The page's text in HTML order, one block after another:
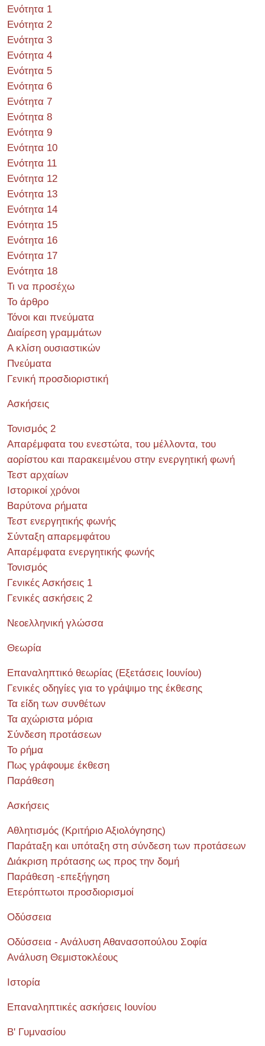
Ενότητα 1
Ενότητα 2
Ενότητα 3
Ενότητα 4
Ενότητα 5
Ενότητα 6
Ενότητα 7
Ενότητα 8
Ενότητα 9
Ενότητα 10
Ενότητα 11
Ενότητα 12
Ενότητα 13
Ενότητα 14
Ενότητα 15
Ενότητα 16
Ενότητα 17
Ενότητα 18
Τι να προσέχω
Το άρθρο
Τόνοι και πνεύματα
Διαίρεση γραμμάτων
Α κλίση ουσιαστικών
Πνεύματα
Γενική προσδιοριστική
Ασκήσεις
Τονισμός 2
Απαρέμφατα του ενεστώτα, του μέλλοντα, του
αορίστου και παρακειμένου στην ενεργητική φωνή
Τεστ αρχαίων
Ιστορικοί χρόνοι
Βαρύτονα ρήματα
Τεστ ενεργητικής φωνής
Σύνταξη απαρεμφάτου
Απαρέμφατα ενεργητικής φωνής
Τονισμός
Γενικές Ασκήσεις 1
Γενικές ασκήσεις 2
Νεοελληνική γλώσσα
Θεωρία
Επαναληπτικό θεωρίας (Εξετάσεις Ιουνίου)
Γενικές οδηγίες για το γράψιμο της έκθεσης
Τα είδη των συνθέτων
Τα αχώριστα μόρια
Σύνδεση προτάσεων
Το ρήμα
Πως γράφουμε έκθεση
Παράθεση
Ασκήσεις
Αθλητισμός (Κριτήριο Αξιολόγησης)
Παράταξη και υπόταξη στη σύνδεση των προτάσεων
Διάκριση πρότασης ως προς την δομή
Παράθεση -επεξήγηση
Ετερόπτωτοι προσδιορισμοί
Οδύσσεια
Οδύσσεια - Ανάλυση Αθανασοπούλου Σοφία
Ανάλυση Θεμιστοκλέους
Ιστορία
Επαναληπτικές ασκήσεις Ιουνίου
Β' Γυμνασίου